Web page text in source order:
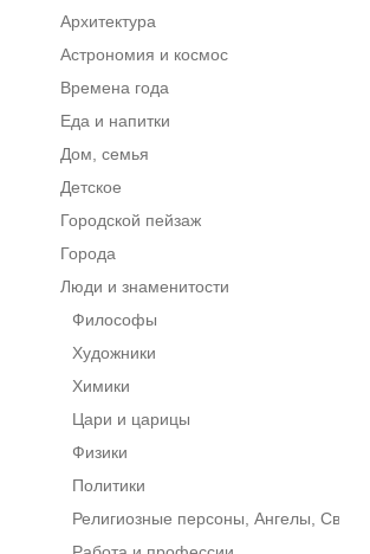
Архитектура
Астрономия и космос
Времена года
Еда и напитки
Дом, семья
Детское
Городской пейзаж
Города
Люди и знаменитости
Философы
Художники
Химики
Цари и царицы
Физики
Политики
Религиозные персоны, Ангелы, Святые